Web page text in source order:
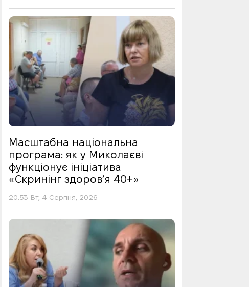
Масштабна національна
програма: як у Миколаєві
функціонує ініціатива
«Скринінг здоровʼя 40+»
20:53 Вт, 4 Серпня, 2026